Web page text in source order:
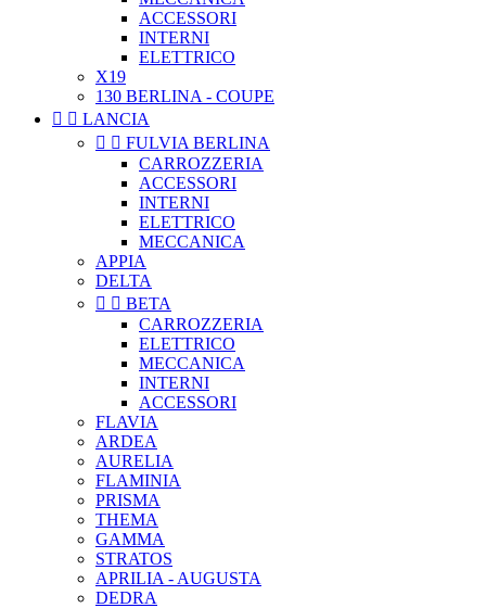
ACCESSORI
INTERNI
ELETTRICO
X19
130 BERLINA - COUPE
  LANCIA
  FULVIA BERLINA
CARROZZERIA
ACCESSORI
INTERNI
ELETTRICO
MECCANICA
APPIA
DELTA
  BETA
CARROZZERIA
ELETTRICO
MECCANICA
INTERNI
ACCESSORI
FLAVIA
ARDEA
AURELIA
FLAMINIA
PRISMA
THEMA
GAMMA
STRATOS
APRILIA - AUGUSTA
DEDRA